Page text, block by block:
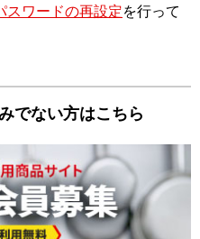
スワードの再設定を⾏って
でない⽅はこちら